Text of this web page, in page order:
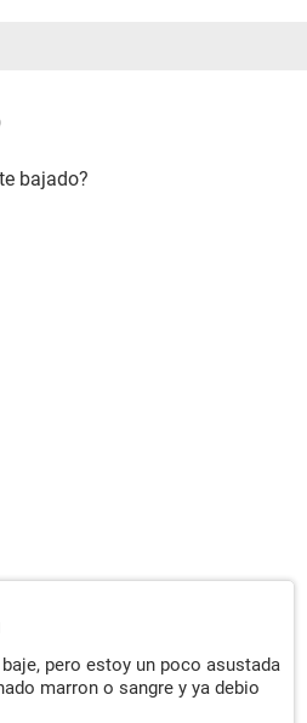
bajado?
pero estoy un poco asustada
marron o sangre y ya debio